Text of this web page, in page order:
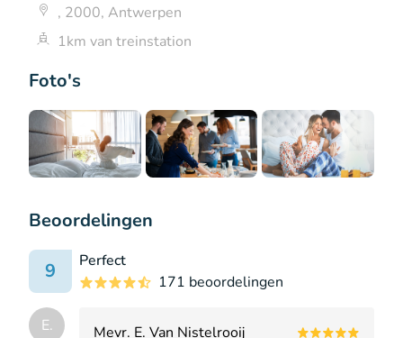
Foto's
Beoordelingen
9
Perfect
171 beoordelingen
E.
Mevr. E. Van Nistelrooij
, 2000, Antwerpen
1km van treinstation